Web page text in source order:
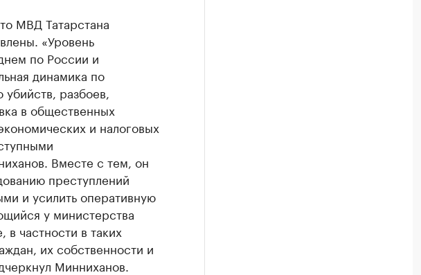
МВД Татарстана
«Уровень
по России и
динамика по
разбоев,
в общественных
и налоговых
Вместе с тем, он
преступлений
и усилить оперативную
у министерства
частности в таких
их собственности и
Минниханов.